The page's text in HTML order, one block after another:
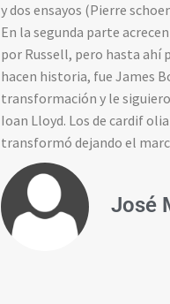
y dos ensayos (Pierre
En la segunda parte
por Russell, pero hasta ahí
hacen historia, fue James
transformación y le
Ioan Lloyd. Los de cardif
transformó dejando el
José